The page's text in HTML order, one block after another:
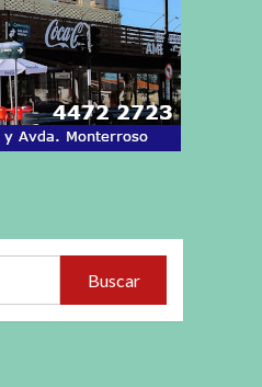
Buscar